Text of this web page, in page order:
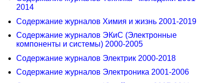
2014
Содержание журналов Химия и жизнь 2001-2019
Содержание журналов ЭКиС (Электронные
компоненты и системы) 2000-2005
Содержание журналов Электрик 2000-2018
Содержание журналов Электроника 2001-2006